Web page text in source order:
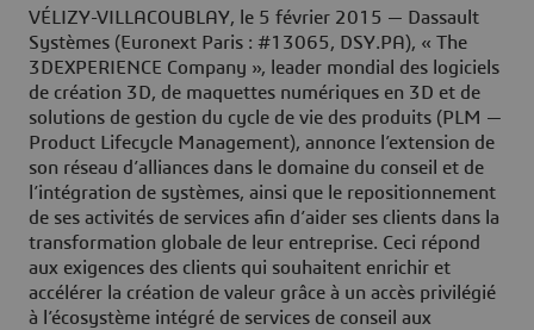
VÉLIZY-VILLACOUBLAY, le 5 février 2015 — Dassault
Systèmes (Euronext Paris : #13065, DSY.PA), « The
3DEXPERIENCE Company », leader mondial des logiciels
de création 3D, de maquettes numériques en 3D et de
solutions de gestion du cycle de vie des produits (PLM —
Product Lifecycle Management), annonce l’extension de
son réseau d’alliances dans le domaine du conseil et de
l’intégration de systèmes, ainsi que le repositionnement
de ses activités de services afin d’aider ses clients dans la
transformation globale de leur entreprise. Ceci répond
aux exigences des clients qui souhaitent enrichir et
accélérer la création de valeur grâce à un accès privilégié
à l’écosystème intégré de services de conseil aux